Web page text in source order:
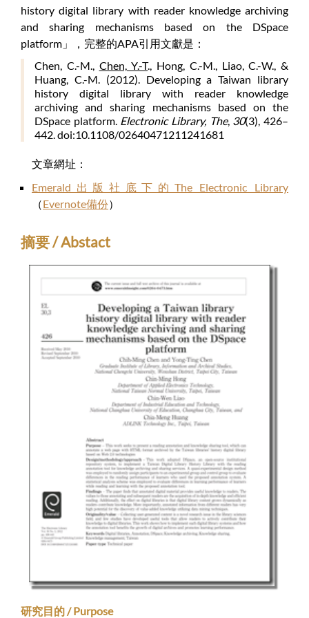
history digital library with reader knowledge archiving
and sharing mechanisms based on the DSpace
platform」，完整的APA引用文獻是：
Chen, C.-M., Chen, Y.-T., Hong, C.-M., Liao, C.-W., &
Huang, C.-M. (2012). Developing a Taiwan library
history digital library with reader knowledge
archiving and sharing mechanisms based on the
DSpace platform. Electronic Library, The, 30(3), 426–
442. doi:10.1108/02640471211241681
文章網址：
Emerald出版社底下的The Electronic Library
（Evernote備份）
摘要 / Abstact
研究目的 / Purpose